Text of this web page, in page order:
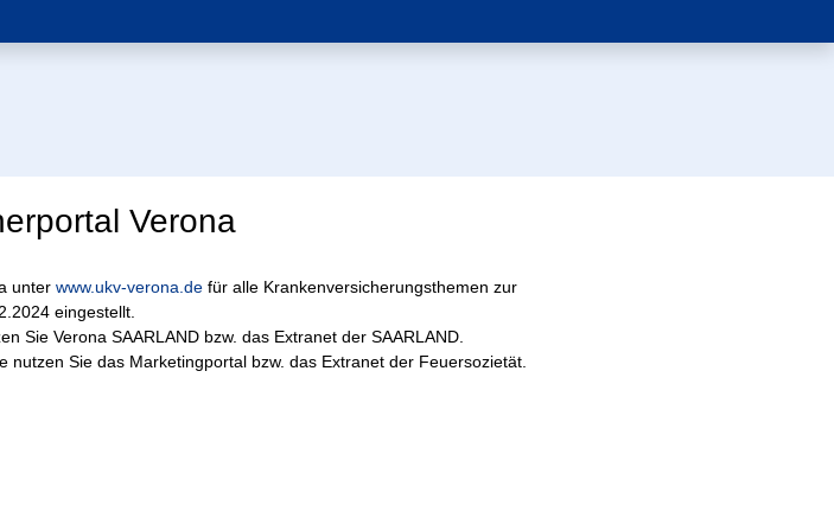
Verona
unterwww.ukv-verona.de für alle Krankenversicherungsthemen zur
eingestellt.
Sie Verona SAARLAND bzw. das Extranet der SAARLAND.
Sie das Marketingportal bzw. das Extranet der Feuersozietät.